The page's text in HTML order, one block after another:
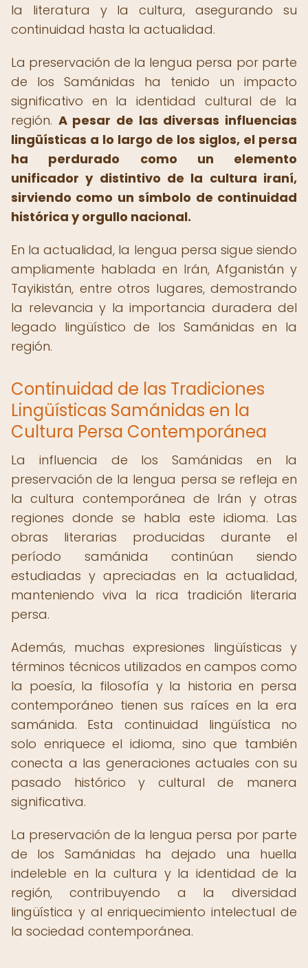
la literatura y la cultura, asegurando su
continuidad hasta la actualidad.
La preservación de la lengua persa por parte
de los Samánidas ha tenido un impacto
significativo en la identidad cultural de la
región. A pesar de las diversas influencias
lingüísticas a lo largo de los siglos, el persa
ha perdurado como un elemento
unificador y distintivo de la cultura iraní,
sirviendo como un símbolo de continuidad
histórica y orgullo nacional.
En la actualidad, la lengua persa sigue siendo
ampliamente hablada en Irán, Afganistán y
Tayikistán, entre otros lugares, demostrando
la relevancia y la importancia duradera del
legado lingüístico de los Samánidas en la
región.
Continuidad de las Tradiciones
Lingüísticas Samánidas en la
Cultura Persa Contemporánea
La influencia de los Samánidas en la
preservación de la lengua persa se refleja en
la cultura contemporánea de Irán y otras
regiones donde se habla este idioma. Las
obras literarias producidas durante el
período samánida continúan siendo
estudiadas y apreciadas en la actualidad,
manteniendo viva la rica tradición literaria
persa.
Además, muchas expresiones lingüísticas y
términos técnicos utilizados en campos como
la poesía, la filosofía y la historia en persa
contemporáneo tienen sus raíces en la era
samánida. Esta continuidad lingüística no
solo enriquece el idioma, sino que también
conecta a las generaciones actuales con su
pasado histórico y cultural de manera
significativa.
La preservación de la lengua persa por parte
de los Samánidas ha dejado una huella
indeleble en la cultura y la identidad de la
región, contribuyendo a la diversidad
lingüística y al enriquecimiento intelectual de
la sociedad contemporánea.